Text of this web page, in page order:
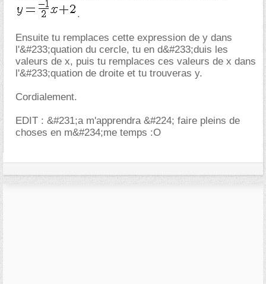
.
Ensuite tu remplaces cette expression de y dans
l'&#233;quation du cercle, tu en d&#233;duis les
valeurs de x, puis tu remplaces ces valeurs de x dans
l'&#233;quation de droite et tu trouveras y.
Cordialement.
EDIT : &#231;a m'apprendra &#224; faire pleins de
choses en m&#234;me temps :O